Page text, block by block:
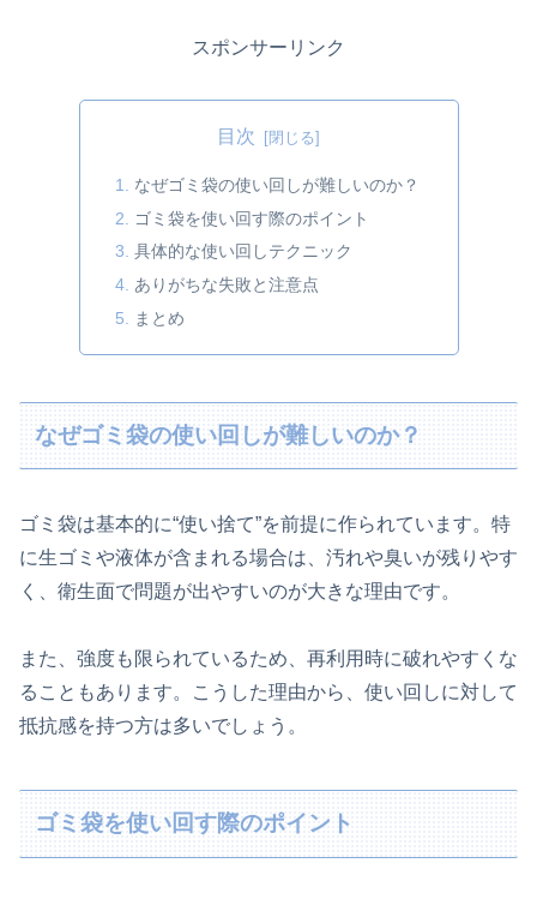
スポンサーリンク
目次
なぜゴミ袋の使い回しが難しいのか？
ゴミ袋を使い回す際のポイント
具体的な使い回しテクニック
ありがちな失敗と注意点
まとめ
なぜゴミ袋の使い回しが難しいのか？
ゴミ袋は基本的に“使い捨て”を前提に作られています。特
に生ゴミや液体が含まれる場合は、汚れや臭いが残りやす
く、衛生面で問題が出やすいのが大きな理由です。
また、強度も限られているため、再利用時に破れやすくな
ることもあります。こうした理由から、使い回しに対して
抵抗感を持つ方は多いでしょう。
ゴミ袋を使い回す際のポイント